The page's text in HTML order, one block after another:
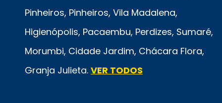
Pinheiros, Pinheiros, Vila Madalena,
Higienópolis, Pacaembu, Perdizes, Sumaré,
Morumbi, Cidade Jardim, Chácara Flora,
Granja Julieta. VER TODOS